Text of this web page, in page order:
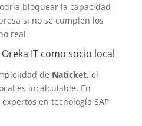
bloquear la capacidad
si no se cumplen los
real.
IT como socio local
de Naticket, el
es incalculable. En
en tecnología SAP